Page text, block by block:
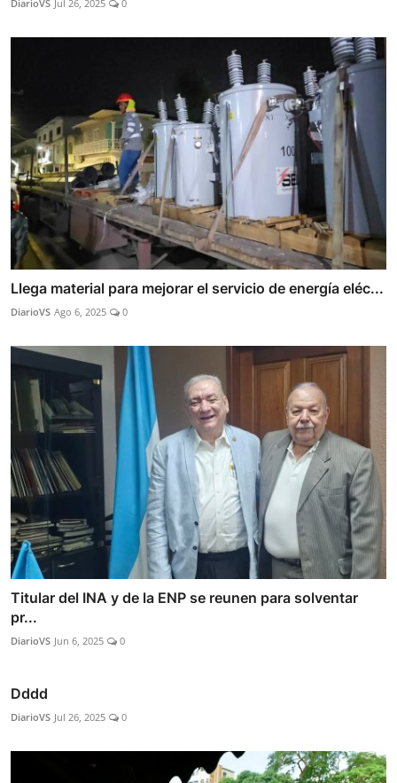
DiarioVS Jul 26, 2025 0
Llega material para mejorar el servicio de energía eléc...
DiarioVS Ago 6, 2025 0
Titular del INA y de la ENP se reunen para solventar
pr...
DiarioVS Jun 6, 2025 0
Dddd
DiarioVS Jul 26, 2025 0